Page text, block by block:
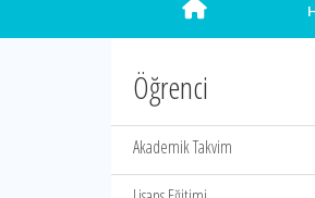
Öğrenci
Akademik Takvim